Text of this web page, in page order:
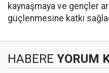
kaynaşmaya ve gençler
güçlenmesine katkı
HABERE YORUM